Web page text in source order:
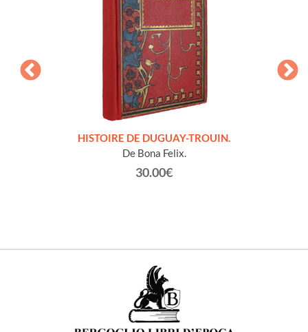
HISTOIRE DE DUGUAY-TROUIN.
De Bona Felix.
30.00€